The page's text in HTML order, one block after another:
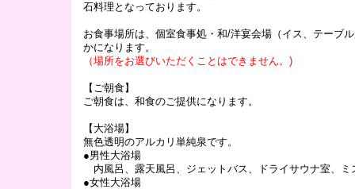
石料理となっております。
お食事場所は、個室食事処・和/洋宴会場（イス、テーブ
かになります。
（場所をお選びいただくことはできません。)
【ご朝食】
ご朝食は、和食のご提供になります。
【大浴場】
無色透明のアルカリ単純泉です。
●男性大浴場
内風呂、露天風呂、ジェットバス、ドライサウナ室、ミ
●女性大浴場